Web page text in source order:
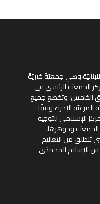
اللبنانيّة،وهي جمعيّةٌ خيريّةٌ
الجمعيّة الرئيسي في
الخامس؛ وتخضع جميع
المرعيّة الإجراء وفقًا
الإسلامي للتوجيه
الجمعيّة وجوهرها،
تنطلق من التعاليم
الإسلام المحمدّي